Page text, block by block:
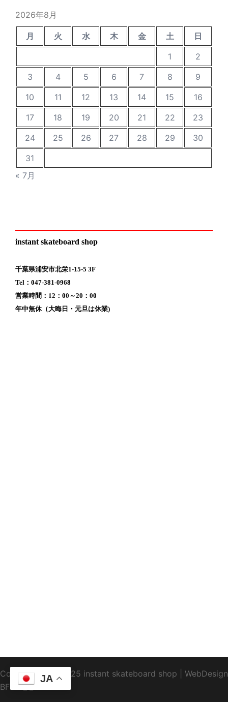
2026年8月
月 火 水 木 金 土
日
1
2
3
4 5 6 7 8
9
10
11 12 13 14 15
16
17
18 19 20 21 22
23
24
25 26 27 28 29
30
31
« 7月
instant skateboard shop
千葉県浦安市北栄1-15-5 3F
Tel：047-381-0968
営業時間：12：00～20：00
年中無休（大晦日・元旦は休業)
Copyright1995-2025 instant skateboard shop
WebDesign
BFTC_ _.
JA